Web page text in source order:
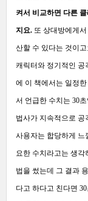
켜서 비교하면 다른
지요. 또 상대방에게
산할 수 있다는 것이
캐릭터와 정기적인 공
에 이 책에서는 일정
서 언급한 수치는 30
법사가 지속적으로 공
사용자는 합당하게 느
요한 수치라고는 생각
법을 썼는데 그 결과
다고 하다고 친다면